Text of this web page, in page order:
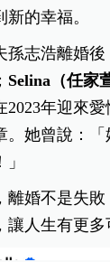
的幸福。
孫志浩離婚
Selina（任家
年迎來愛
。她曾說：
離婚不是失
人生有更多